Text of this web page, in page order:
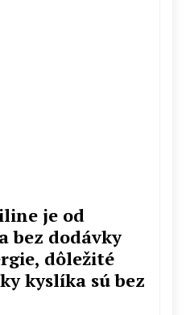
je od
bez dodávky
dôležité
kyslíka sú bez